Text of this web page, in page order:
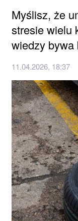
Myślisz, że
stresie wielu
wiedzy bywa
11.04.2026, 18:37